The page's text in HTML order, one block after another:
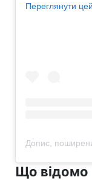
Переглянути
Що відомо